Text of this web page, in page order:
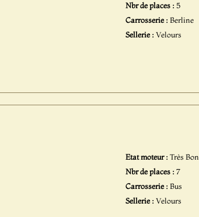
Nbr de places : 5
Carrosserie :Berline
Sellerie :Velours
Etat moteur :Très Bon
Nbr de places :7
Carrosserie :Bus
Sellerie :Velours